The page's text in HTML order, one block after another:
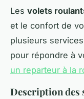
Les volets
et le confort de
plusieurs
pour répondre à
un reparteur à la
Description des